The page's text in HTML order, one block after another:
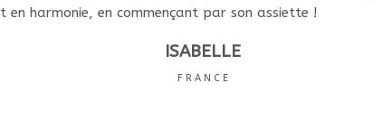
harmonie, en commençant par son assiette !
ISABELLE
F R A N C E